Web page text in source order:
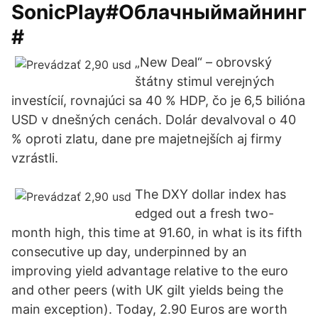
SonicPlay#Облачныймайнинг
#
„New Deal“ – obrovský
štátny stimul verejných
investícií, rovnajúci sa 40 % HDP, čo je 6,5 bilióna
USD v dnešných cenách. Dolár devalvoval o 40
% oproti zlatu, dane pre majetnejších aj firmy
vzrástli.
The DXY dollar index has
edged out a fresh two-
month high, this time at 91.60, in what is its fifth
consecutive up day, underpinned by an
improving yield advantage relative to the euro
and other peers (with UK gilt yields being the
main exception). Today, 2.90 Euros are worth